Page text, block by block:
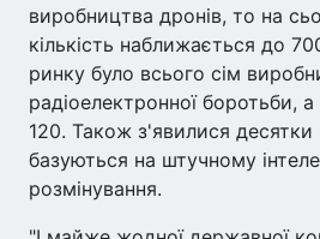
виробництва дронів, то на
кількість наближається до
ринку було всього сім
радіоелектронної боротьби,
120. Також з'явилися десятки
базуються на штучному
розмінування.